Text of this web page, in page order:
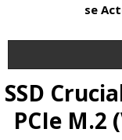
se
Inicio
Alimentación
SSD
PCIe M.2